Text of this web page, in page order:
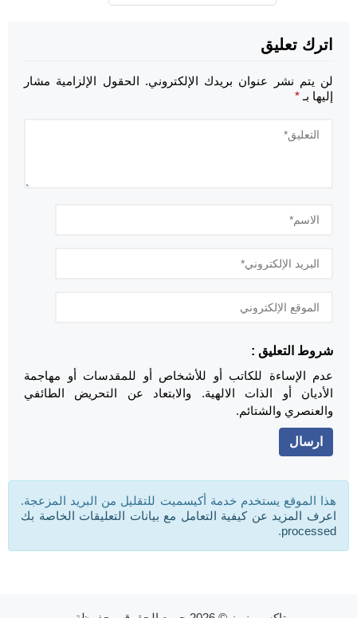
اترك تعليق
لن يتم نشر عنوان بريدك الإلكتروني. الحقول الإلزامية مشار
إليها بـ *
شروط التعليق :
عدم الإساءة للكاتب أو للأشخاص أو للمقدسات أو مهاجمة
الأديان أو الذات الالهية. والابتعاد عن التحريض الطائفي
والعنصري والشتائم.
هذا الموقع يستخدم خدمة أكيسميت للتقليل من البريد المزعجة.
اعرف المزيد عن كيفية التعامل مع بيانات التعليقات الخاصة بك
processed
.